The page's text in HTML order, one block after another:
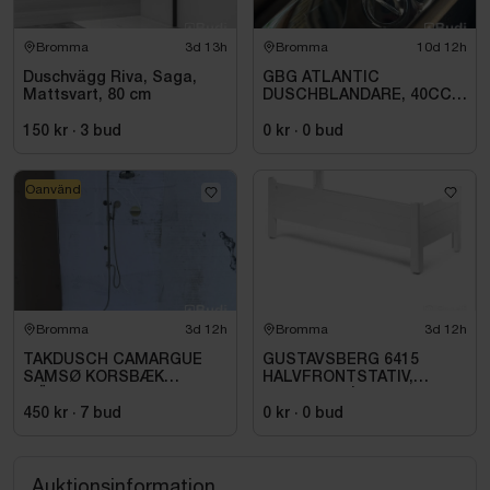
Se bild 4-5 för mer detaljerad information.
Mått emballage:
Ca 75x37 cm
Bromma 3d 13h
Duschvägg Riva, Saga,
Mattsvart, 80 cm
150 kr · 3 bud
Bromma 10d 12h
GBG ATLANTIC
DUSCHBLANDARE, 40CC,
0 kr · 0 bud
Bromma 3d 12h
TAKDUSCH CAMARGUE
SAMSØ KORSBÆK
450 kr · 7 bud
Oanvänd
Bromma 3d 12h
GUSTAVSBERG 6415
HALVFRONTSTATIV,
GB2164150100
0 kr · 0 bud